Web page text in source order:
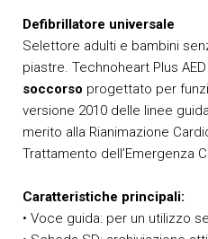
Defibrillatore universale
Selettore adulti e bambini
piastre. Technoheart Plus
soccorso progettato per
versione 2010 delle linee
merito alla Rianimazione
Trattamento dell’Emergenza
Caratteristiche principali:
• Voce guida: per un utilizzo